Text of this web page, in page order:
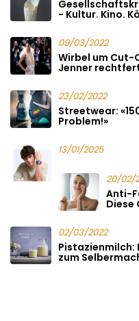
- Kultur. Kino.
09/03/2022
Wirbel um Cut-
Jenner
23/02/2022
Streetwear:
Problem!»
13/01/2025
20/02/
Anti-
Diese
02/03/2022
Pistazienmilch:
zum